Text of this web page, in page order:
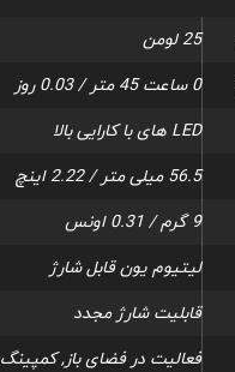
25 لومن
0 ساعت 45 متر / 0.03 روز
LED های با کارایی بالا
56.5 میلی متر / 2.22 اینچ
9 گرم / 0.31 اونس
لیتیوم یون قابل شارژ
قابلیت شارژ مجدد
فعالیت در فضای باز, کمپینگ